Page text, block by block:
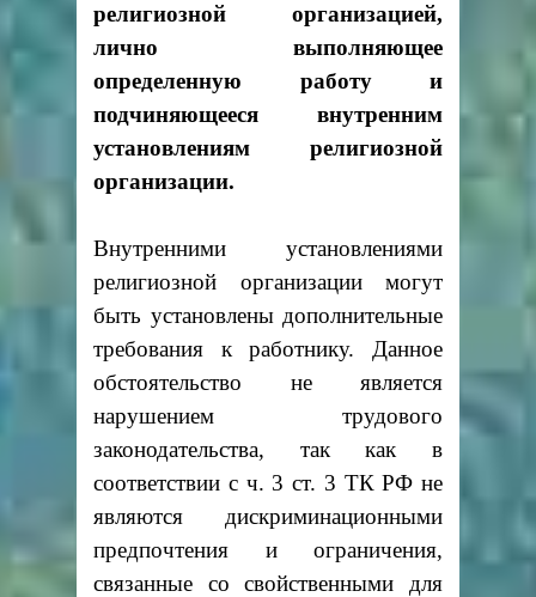
религиозной организацией,
лично выполняющее
определенную работу и
подчиняющееся внутренним
установлениям религиозной
организации.
Внутренними установлениями
религиозной организации могут
быть установлены дополнительные
требования к работнику. Данное
обстоятельство не является
нарушением трудового
законодательства, так как в
соответствии с ч. 3 ст. 3 ТК РФ не
являются дискриминационными
предпочтения и ограничения,
связанные со свойственными для